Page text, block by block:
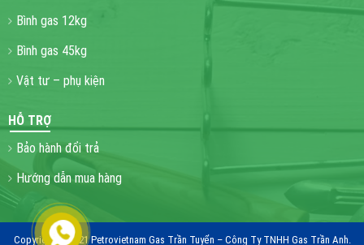
Bình gas 12kg
Bình gas 45kg
Vật tư – phụ kiện
HỖ TRỢ
Bảo hành đổi trả
Hướng dẫn mua hàng
Copyright © 2021 Petrovietnam Gas Trần Tuyển – Công Ty TNHH Gas Trần Anh.